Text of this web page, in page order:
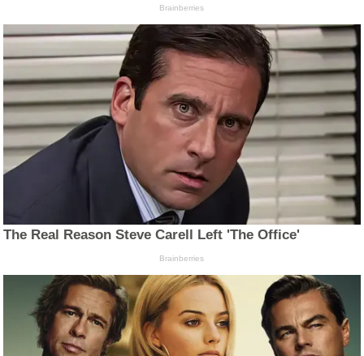
Brainberries
The Real Reason Steve Carell Left 'The Office'
Brainberries